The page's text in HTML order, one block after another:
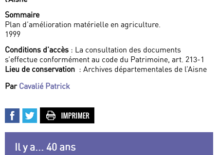
Sommaire
Plan d’amélioration matérielle en agriculture.
1999
Conditions d’accès : La consultation des documents
s’effectue conformément au code du Patrimoine, art. 213-1
Lieu de conservation : Archives départementales de l’Aisne
Par Cavalié Patrick
Il y a... 40 ans